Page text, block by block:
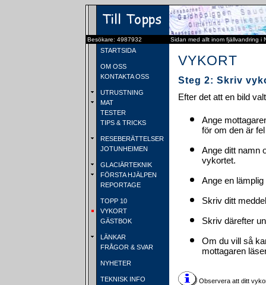
Besökare: 4987932 Sidan med allt inom fjällvandring i
STARTSIDA
OM OSS
KONTAKTA OSS
UTRUSTNING
MAT
TESTER
TIPS & TRICKS
RESEBERÄTTELSER
JOTUNHEIMEN
GLACIÄRTEKNIK
FÖRSTA HJÄLPEN
REPORTAGE
TOPP 10
VYKORT
GÄSTBOK
LÄNKAR
FRÅGOR & SVAR
NYHETER
TEKNISK INFO
VYKORT
Steg 2: Skriv
Efter det att en bild
Ange
för om den är
Ange ditt namn
vykortet.
Ange en lämplig
Skriv ditt
Skriv därefter
Om du vill så
mottagaren
Observera att ditt